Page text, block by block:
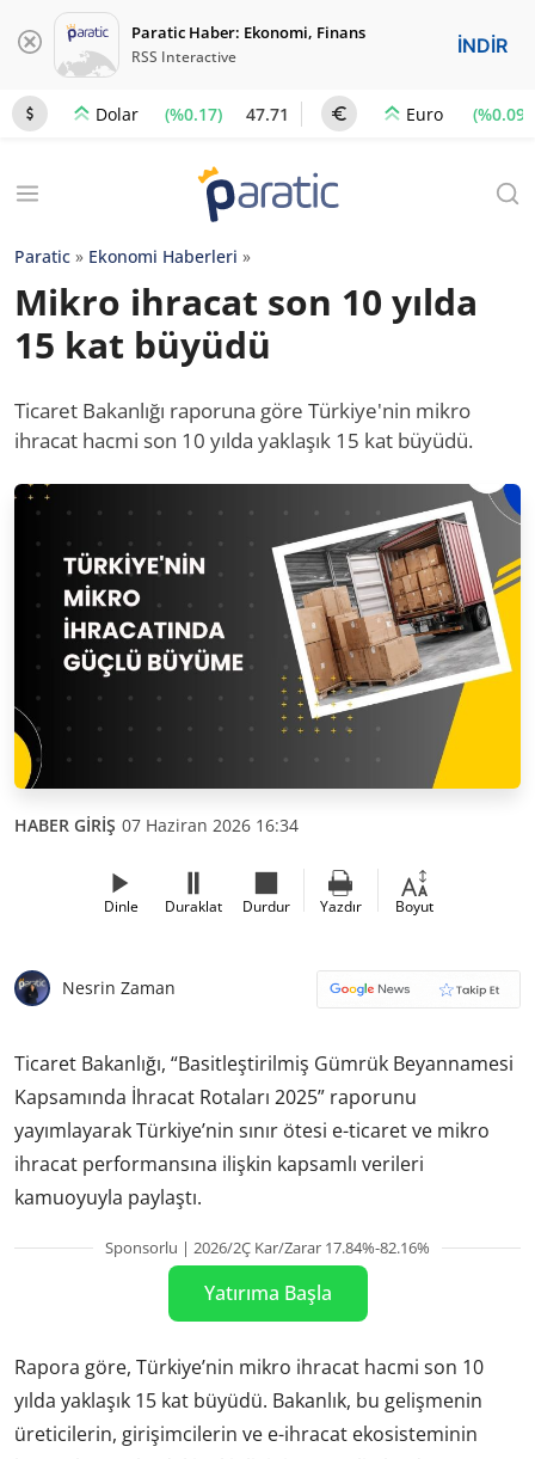
Paratic Haber: Ekonomi, Finans
RSS Interactive İNDİR
Dolar (%0.17) 47.71 Euro (%0.09)
Paratic » Ekonomi Haberleri »
Mikro ihracat son 10 yılda
15 kat büyüdü
Ticaret Bakanlığı raporuna göre Türkiye'nin mikro
ihracat hacmi son 10 yılda yaklaşık 15 kat büyüdü.
HABER GİRİŞ 07 Haziran 2026 16:34
Dinle Duraklat Durdur Yazdır Boyut
Nesrin Zaman
Ticaret Bakanlığı, “Basitleştirilmiş Gümrük Beyannamesi
Kapsamında İhracat Rotaları 2025” raporunu
yayımlayarak Türkiye’nin sınır ötesi e-ticaret ve mikro
ihracat performansına ilişkin kapsamlı verileri
kamuoyuyla paylaştı.
Sponsorlu | 2026/2Ç Kar/Zarar 17.84%-82.16%
Yatırıma Başla
Rapora göre, Türkiye’nin mikro ihracat hacmi son 10
yılda yaklaşık 15 kat büyüdü. Bakanlık, bu gelişmenin
üreticilerin, girişimcilerin ve e-ihracat ekosisteminin